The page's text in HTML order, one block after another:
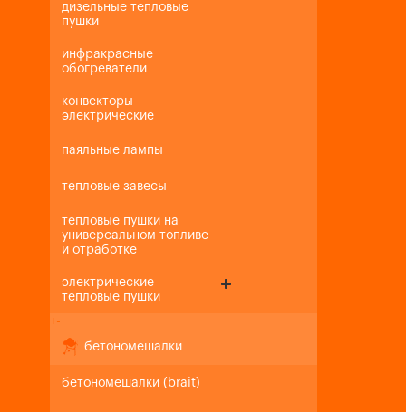
дизельные тепловые
пушки
инфракрасные
обогреватели
конвекторы
электрические
паяльные лампы
тепловые завесы
тепловые пушки на
универсальном топливе
и отработке
электрические
тепловые пушки
+-
бетономешалки
бетономешалки (brait)